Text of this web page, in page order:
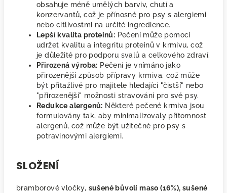
obsahuje méně umělých barviv, chutí a
konzervantů, což je přínosné pro psy s alergiemi
nebo citlivostmi na určité ingredience.
Lepší kvalita proteinů: Pečení může pomoci
udržet kvalitu a integritu proteinů v krmivu, což
je důležité pro podporu svalů a celkového zdraví.
Přirozená výroba: Pečení je vnímáno jako
přirozenější způsob přípravy krmiva, což může
být přitažlivé pro majitele hledající "čistší" nebo
"přirozenější" možnosti stravování pro své psy.
Redukce alergenů: Některé pečené krmiva jsou
formulovány tak, aby minimalizovaly přítomnost
alergenů, což může být užitečné pro psy s
potravinovými alergiemi.
SLOŽENÍ
bramborové vločky, sušené bůvolí maso (16%), sušené